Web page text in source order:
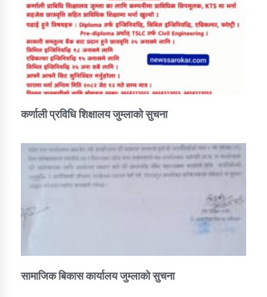
कर्णाली प्रविधि शिक्षालय जुम्लाको सुचना
सामाजिक बिकास कार्यालय जुम्लाकाे सुचना